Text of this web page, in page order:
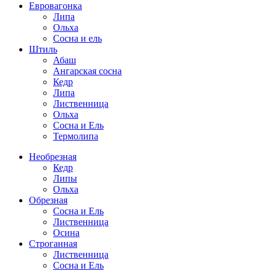
Евровагонка
Липа
Ольха
Сосна и ель
Штиль
Абаш
Ангарская сосна
Кедр
Липа
Лиственница
Ольха
Сосна и Ель
Термолипа
Необрезная
Кедр
Липы
Ольха
Обрезная
Cосна и Ель
Лиственница
Осина
Строганная
Лиственница
Сосна и Ель